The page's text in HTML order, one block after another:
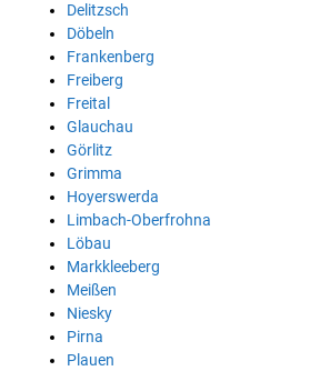
Delitzsch
Döbeln
Frankenberg
Freiberg
Freital
Glauchau
Görlitz
Grimma
Hoyerswerda
Limbach-Oberfrohna
Löbau
Markkleeberg
Meißen
Niesky
Pirna
Plauen